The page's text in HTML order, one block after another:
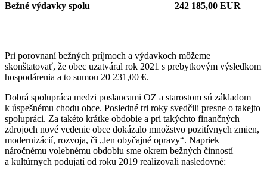
Bežné výdavky spolu 242 185,00 EUR
Pri porovnaní bežných príjmoch a výdavkoch môžeme
skonštatovať, že obec uzatváral rok 2021 s prebytkovým výsledkom
hospodárenia a to sumou 20 231,00 €.
Dobrá spolupráca medzi poslancami OZ a starostom sú základom
k úspešnému chodu obce. Posledné tri roky svedčili presne o takejto
spolupráci. Za takéto krátke obdobie a pri takýchto finančných
zdrojoch nové vedenie obce dokázalo množstvo pozitívnych zmien,
modernizácií, rozvoja, či „len obyčajné opravy“. Napriek
náročnému volebnému obdobiu sme okrem bežných činností
a kultúrnych podujatí od roku 2019 realizovali nasledovné: